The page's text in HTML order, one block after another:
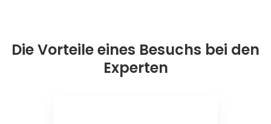
Die Vorteile eines Besuchs bei den
Experten